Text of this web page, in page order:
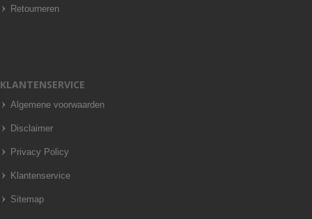
Retourneren
KLANTENSERVICE
Algemene voorwaarden
Disclaimer
Privacy Policy
Klantenservice
Sitemap